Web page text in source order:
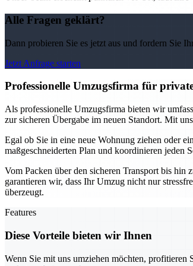
Alle Fragen geklärt?
Dann probieren Sie es jetzt aus und fordern Sie
Jetzt Anfrage starten
Professionelle Umzugsfirma für
Als professionelle Umzugsfirma bieten wir
zur sicheren Übergabe im neuen Standort. Mit
Egal ob Sie in eine neue Wohnung ziehen oder
maßgeschneiderten Plan und koordinieren jeden
Vom Packen über den sicheren Transport bis
garantieren wir, dass Ihr Umzug nicht nur
überzeugt.
Features
Diese Vorteile bieten wir Ihnen
Wenn Sie mit uns umziehen möchten,